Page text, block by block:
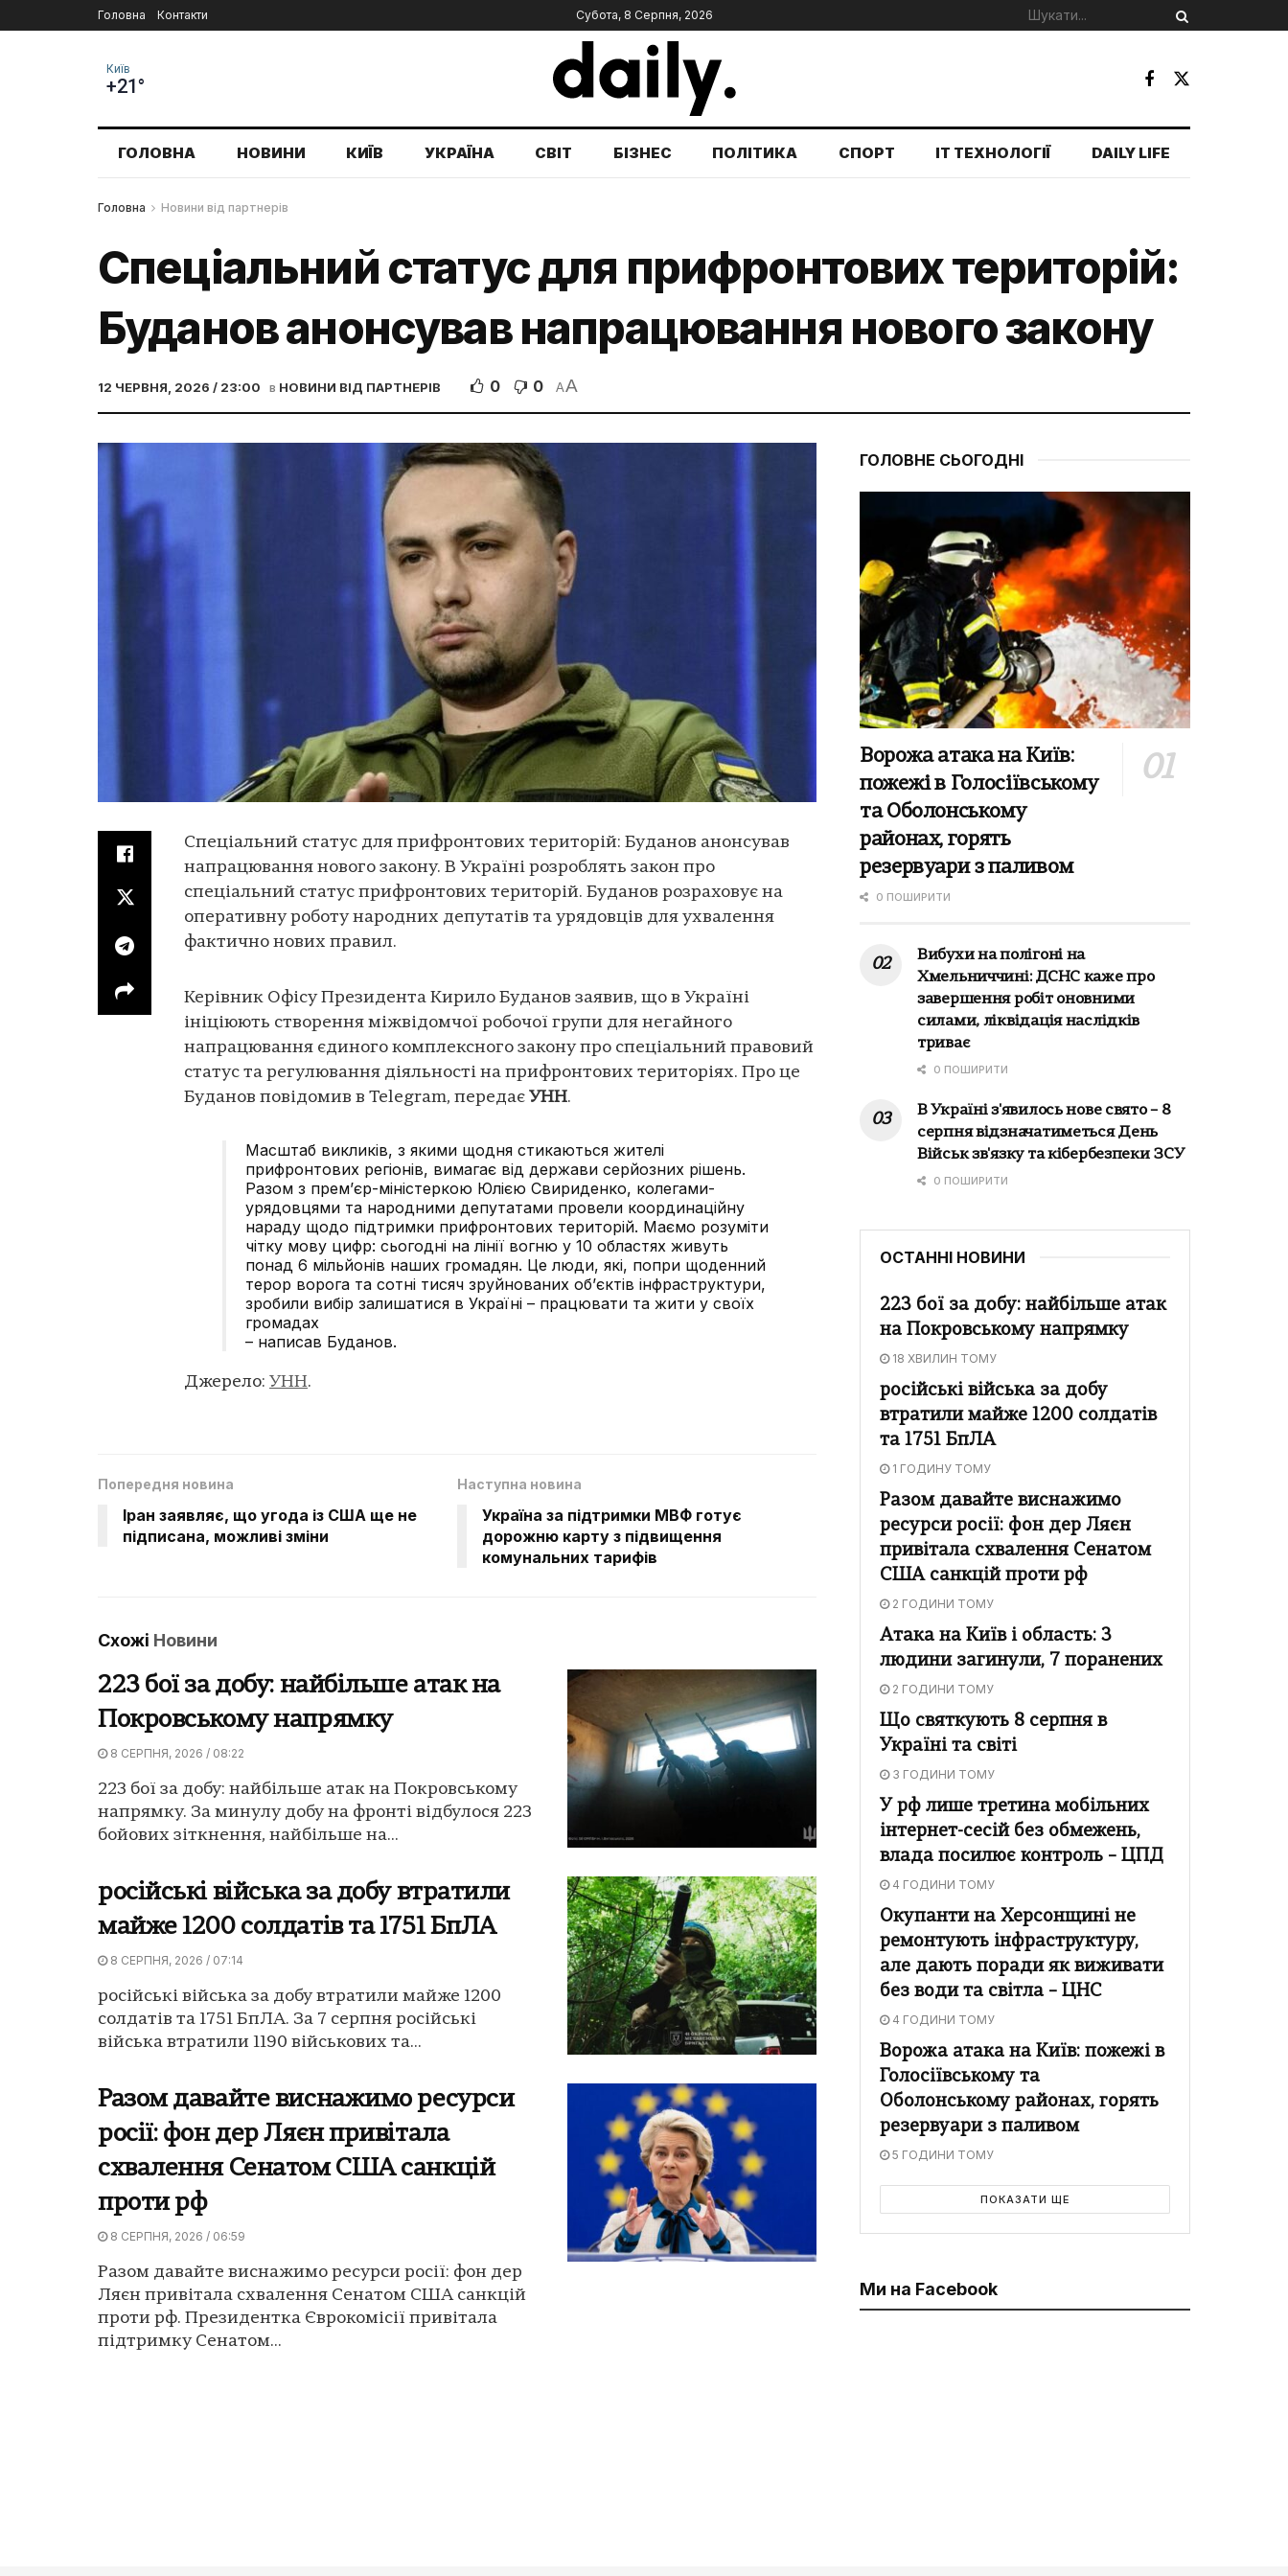
Головна Контакти Субота, 8 Серпня, 2026
Київ
+21°
ГОЛОВНА НОВИНИ КИЇВ УКРАЇНА СВІТ БІЗНЕС ПОЛІТИКА СПОРТ IT ТЕХНОЛОГІЇ DAILY LIFE
Головна Новини від партнерів
Спеціальний статус для прифронтових територій:
Буданов анонсував напрацювання нового закону
12 ЧЕРВНЯ, 2026 / 23:00 в НОВИНИ ВІД ПАРТНЕРІВ 0 0 AA
Спеціальний статус для прифронтових територій: Буданов анонсував
напрацювання нового закону. В Україні розроблять закон про
спеціальний статус прифронтових територій. Буданов розраховує на
оперативну роботу народних депутатів та урядовців для ухвалення
фактично нових правил.
Керівник Офісу Президента Кирило Буданов заявив, що в Україні
ініціюють створення міжвідомчої робочої групи для негайного
напрацювання єдиного комплексного закону про спеціальний правовий
статус та регулювання діяльності на прифронтових територіях. Про це
Буданов повідомив в Telegram, передає УНН.
Масштаб викликів, з якими щодня стикаються жителі
прифронтових регіонів, вимагає від держави серйозних рішень.
Разом з прем’єр-міністеркою Юлією Свириденко, колегами-
урядовцями та народними депутатами провели координаційну
нараду щодо підтримки прифронтових територій. Маємо розуміти
чітку мову цифр: сьогодні на лінії вогню у 10 областях живуть
понад 6 мільйонів наших громадян. Це люди, які, попри щоденний
терор ворога та сотні тисяч зруйнованих об’єктів інфраструктури,
зробили вибір залишатися в Україні – працювати та жити у своїх
громадах
– написав Буданов.
Джерело: УНН.
Попередня новина
Іран заявляє, що угода із США ще не
підписана, можливі зміни
Наступна новина
Україна за підтримки МВФ готує
дорожню карту з підвищення
комунальних тарифів
Схожі Новини
223 бої за добу: найбільше атак на
Покровському напрямку
8 СЕРПНЯ, 2026 / 08:22
223 бої за добу: найбільше атак на Покровському
напрямку. За минулу добу на фронті відбулося 223
бойових зіткнення, найбільше на...
російські війська за добу втратили
майже 1200 солдатів та 1751 БпЛА
8 СЕРПНЯ, 2026 / 07:14
російські війська за добу втратили майже 1200
солдатів та 1751 БпЛА. За 7 серпня російські
війська втратили 1190 військових та...
Разом давайте виснажимо ресурси
росії: фон дер Ляєн привітала
схвалення Сенатом США санкцій
проти рф
8 СЕРПНЯ, 2026 / 06:59
Разом давайте виснажимо ресурси росії: фон дер
Ляєн привітала схвалення Сенатом США санкцій
проти рф. Президентка Єврокомісії привітала
підтримку Сенатом...
ГОЛОВНЕ СЬОГОДНІ
Ворожа атака на Київ:
пожежі в Голосіївському
та Оболонському
районах, горять
резервуари з паливом
0 ПОШИРИТИ
Вибухи на полігоні на
Хмельниччині: ДСНС каже про
завершення робіт оновними
силами, ліквідація наслідків
триває
0 ПОШИРИТИ
В Україні з'явилось нове свято – 8
серпня відзначатиметься День
Військ зв'язку та кібербезпеки ЗСУ
0 ПОШИРИТИ
ОСТАННІ НОВИНИ
223 бої за добу: найбільше атак
на Покровському напрямку
18 ХВИЛИН ТОМУ
російські війська за добу
втратили майже 1200 солдатів
та 1751 БпЛА
1 ГОДИНУ ТОМУ
Разом давайте виснажимо
ресурси росії: фон дер Ляєн
привітала схвалення Сенатом
США санкцій проти рф
2 ГОДИНИ ТОМУ
Атака на Київ і область: 3
людини загинули, 7 поранених
2 ГОДИНИ ТОМУ
Що святкують 8 серпня в
Україні та світі
3 ГОДИНИ ТОМУ
У рф лише третина мобільних
інтернет-сесій без обмежень,
влада посилює контроль – ЦПД
4 ГОДИНИ ТОМУ
Окупанти на Херсонщині не
ремонтують інфраструктуру,
але дають поради як виживати
без води та світла – ЦНС
4 ГОДИНИ ТОМУ
Ворожа атака на Київ: пожежі в
Голосіївському та
Оболонському районах, горять
резервуари з паливом
5 ГОДИНИ ТОМУ
ПОКАЗАТИ ЩЕ
Ми на Facebook